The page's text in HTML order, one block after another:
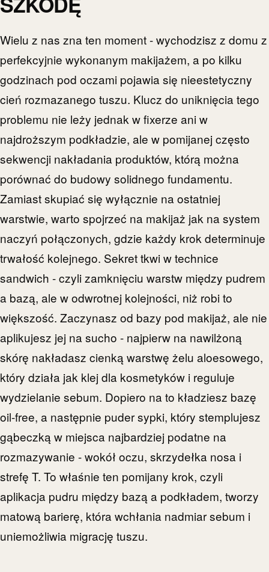
Wielu z nas zna ten moment - wychodzisz z domu z
perfekcyjnie wykonanym makijażem, a po kilku
godzinach pod oczami pojawia się nieestetyczny
cień rozmazanego tuszu. Klucz do uniknięcia tego
problemu nie leży jednak w fixerze ani w
najdroższym podkładzie, ale w pomijanej często
sekwencji nakładania produktów, którą można
porównać do budowy solidnego fundamentu.
Zamiast skupiać się wyłącznie na ostatniej
warstwie, warto spojrzeć na makijaż jak na system
naczyń połączonych, gdzie każdy krok determinuje
trwałość kolejnego. Sekret tkwi w technice
sandwich - czyli zamknięciu warstw między pudrem
a bazą, ale w odwrotnej kolejności, niż robi to
większość. Zaczynasz od bazy pod makijaż, ale nie
aplikujesz jej na sucho - najpierw na nawilżoną
skórę nakładasz cienką warstwę żelu aloesowego,
który działa jak klej dla kosmetyków i reguluje
wydzielanie sebum. Dopiero na to kładziesz bazę
oil-free, a następnie puder sypki, który stemplujesz
gąbeczką w miejsca najbardziej podatne na
rozmazywanie - wokół oczu, skrzydełka nosa i
strefę T. To właśnie ten pomijany krok, czyli
aplikacja pudru między bazą a podkładem, tworzy
matową barierę, która wchłania nadmiar sebum i
uniemożliwia migrację tuszu.